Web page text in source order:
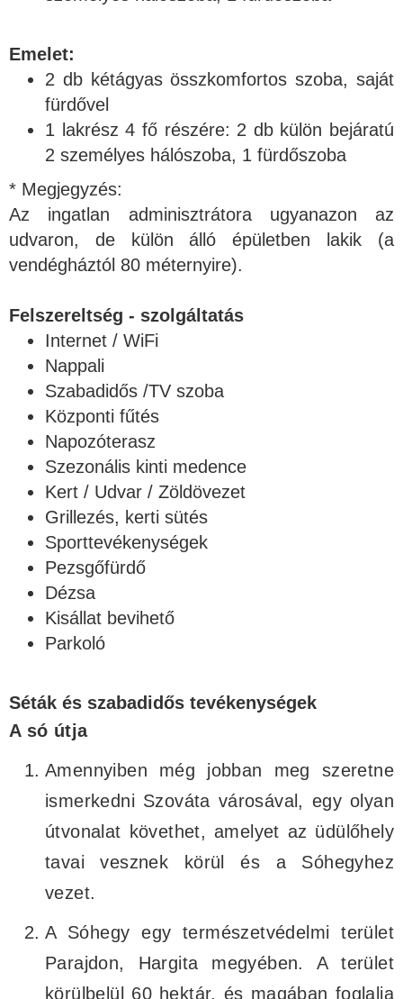
Emelet:
2 db kétágyas összkomfortos szoba, saját
fürdővel
1 lakrész 4 fő részére: 2 db külön bejáratú
2 személyes hálószoba, 1 fürdőszoba
* Megjegyzés:
Az ingatlan adminisztrátora ugyanazon az
udvaron, de külön álló épületben lakik (a
vendégháztól 80 méternyire).
Felszereltség - szolgáltatás
Internet / WiFi
Nappali
Szabadidős /TV szoba
Központi fűtés
Napozóterasz
Szezonális kinti medence
Kert / Udvar / Zöldövezet
Grillezés, kerti sütés
Sporttevékenységek
Pezsgőfürdő
Dézsa
Kisállat bevihető
Parkoló
Séták és szabadidős tevékenységek
A só útja
Amennyiben még jobban meg szeretne
ismerkedni Szováta városával, egy olyan
útvonalat követhet, amelyet az üdülőhely
tavai vesznek körül és a Sóhegyhez
vezet.
A Sóhegy egy természetvédelmi terület
Parajdon, Hargita megyében. A terület
körülbelül 60 hektár, és magában foglalja